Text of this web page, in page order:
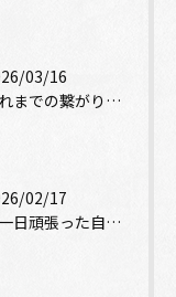
03/16
「これまでの繋がりに、心からの感謝を」🌸✨
02/17
今日一日頑張った自分へのご褒美に、韓国料理と美味しいお酒はい...